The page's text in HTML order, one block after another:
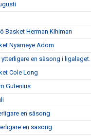
Basket Herman Kihlman
Nyameye Adom
en säsong i ligalaget.
Cole Long
Gutenius
en säsong
en säsong